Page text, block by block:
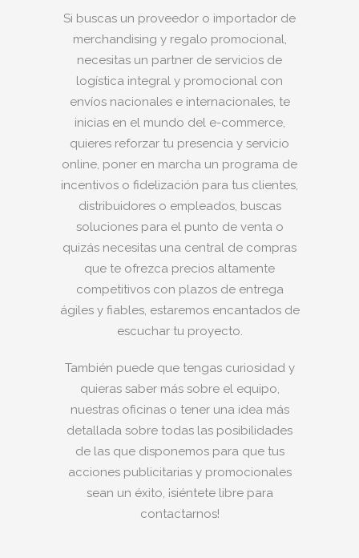
Si buscas un proveedor o importador de
merchandising y regalo promocional,
necesitas un partner de servicios de
logística integral y promocional con
envíos nacionales e internacionales, te
inicias en el mundo del e-commerce,
quieres reforzar tu presencia y servicio
online, poner en marcha un programa de
incentivos o fidelización para tus clientes,
distribuidores o empleados, buscas
soluciones para el punto de venta o
quizás necesitas una central de compras
que te ofrezca precios altamente
competitivos con plazos de entrega
ágiles y fiables, estaremos encantados de
escuchar tu proyecto.
También puede que tengas curiosidad y
quieras saber más sobre el equipo,
nuestras oficinas o tener una idea más
detallada sobre todas las posibilidades
de las que disponemos para que tus
acciones publicitarias y promocionales
sean un éxito, ¡siéntete libre para
contactarnos!